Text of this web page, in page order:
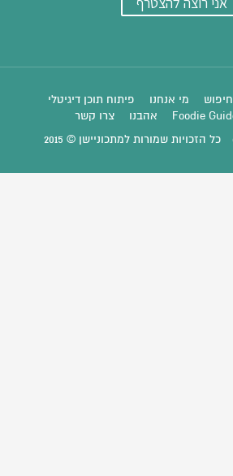
חיפוש מי אנחנו
פיתוח תוכן דיגיטלי
Foodie אהבנו צרו קשר
כל הזכויות שמורות למתכוניישן © 2015